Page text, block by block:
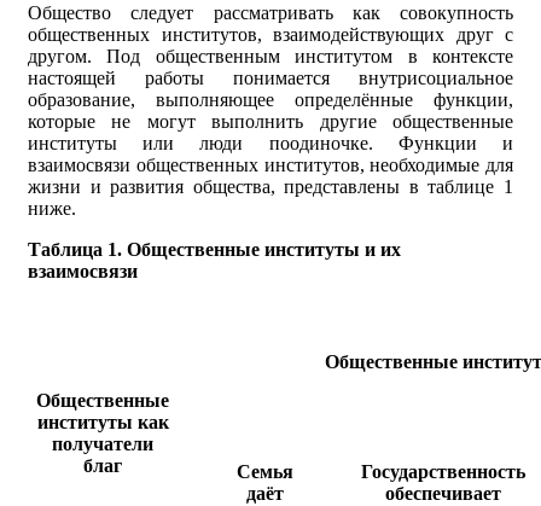
Общество следует рассматривать как совокупность
общественных институтов, взаимодействующих друг с
другом. Под общественным институтом в контексте
настоящей работы понимается внутрисоциальное
образование, выполняющее определённые функции,
которые не могут выполнить другие общественные
институты или люди поодиночке. Функции и
взаимосвязи общественных институтов, необходимые для
жизни и развития общества, представлены в таблице 1
ниже.
Таблица 1. Общественные институты и их
взаимосвязи
Общественные
институты как
получатели
благ
Общественные
Семья
даёт
Государ­ственность
обеспечивает